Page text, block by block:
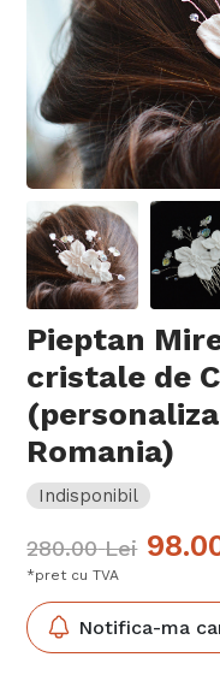
Pieptan
cristale de
Romania)
Indisponibil
280.00 Lei
*pret cu TVA
Notifica-ma